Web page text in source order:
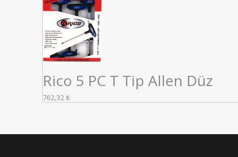
Rico 5 PC T Tip Allen Düz
762,32 ₺